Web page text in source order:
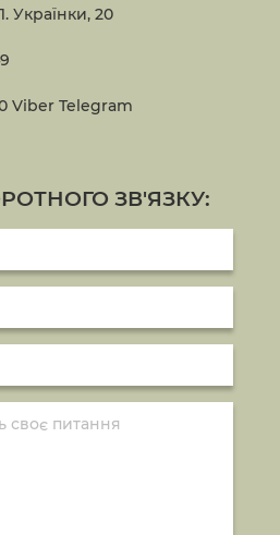
Українки, 20
Viber Telegram
ЗВ'ЯЗКУ: